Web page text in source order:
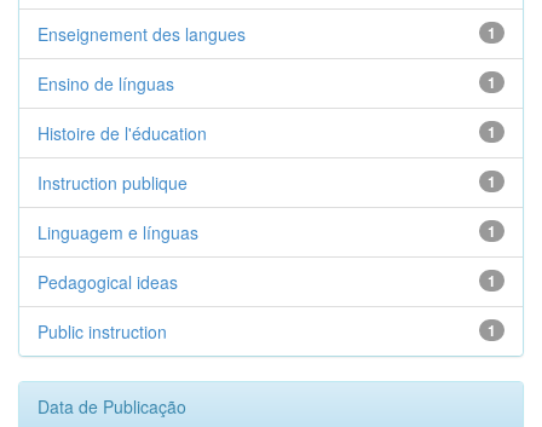
1
Enseignement des langues
1
Ensino de línguas
1
Histoire de l'éducation
1
Instruction publique
1
Linguagem e línguas
1
Pedagogical ideas
1
Public instruction
Data de Publicação